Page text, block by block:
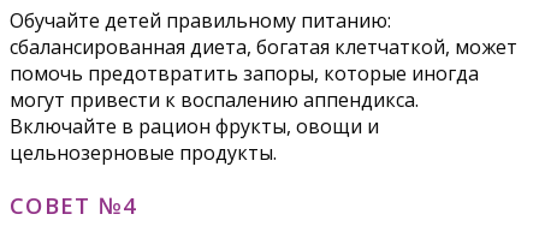
Обучайте детей правильному питанию:
сбалансированная диета, богатая клетчаткой, может
помочь предотвратить запоры, которые иногда
могут привести к воспалению аппендикса.
Включайте в рацион фрукты, овощи и
цельнозерновые продукты.
СОВЕТ №4